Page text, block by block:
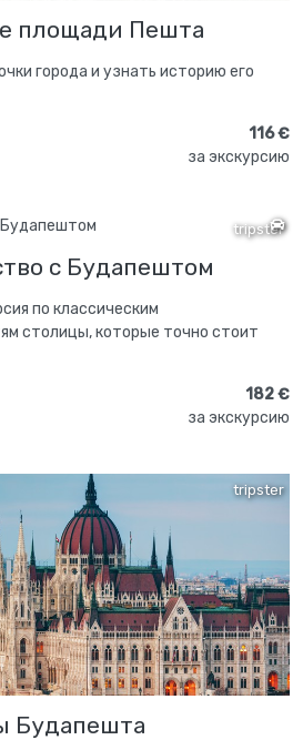
площади Пешта
города и узнать историю его
116 €
за экскурсию
tripster
с Будапештом
по классическим
столицы, которые точно стоит
182 €
за экскурсию
tripster
Будапешта